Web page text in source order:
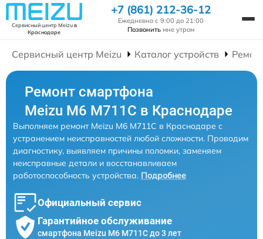
Сервисный центр Meizuв
Краснодаре
+7 (861) 212-36-12
Ежедневно с 9:00 до 21:00
Позвонить мне утром
Сервисный центр Meizu Каталог устройств
Ремонт смартфона
Meizu M6 M711C в Краснодаре
Выполняем ремонт Meizu M6 M711C в Краснодаре с
устранением неисправностей любой сложности. Проводим
диагностику, выявляем причины поломки, заменяем
неисправные детали и восстанавливаем
работоспособность устройства. Подробнее
Официальный сервис
Гарантийное обслуживание
смартфона Meizu M6 M711C до 3 лет